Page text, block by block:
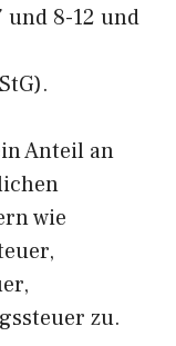
und 8-12 und
Anteil an
wie
zu.